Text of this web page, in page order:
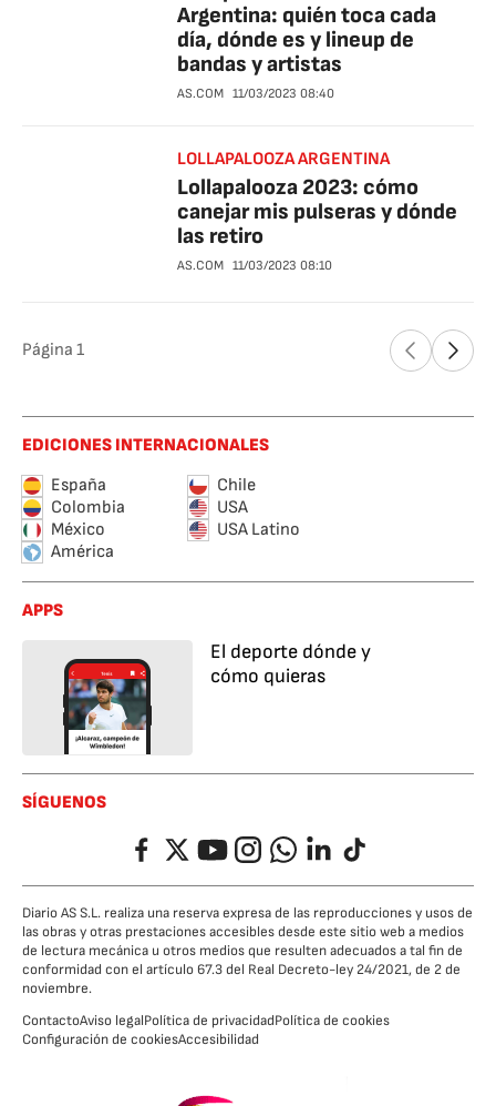
Argentina: quién toca cada
día, dónde es y lineup de
bandas y artistas
AS.COM 11/03/2023 08:40
LOLLAPALOOZA ARGENTINA
Lollapalooza 2023: cómo
canejar mis pulseras y dónde
las retiro
AS.COM 11/03/2023 08:10
Página 1
EDICIONES INTERNACIONALES
España
Chile
Colombia
USA
México
USA Latino
América
APPS
El deporte dónde y
cómo quieras
SÍGUENOS
FacebookTwitterYouTubeInstagramWhatsappLinkedIn
TikTok
Diario AS S.L. realiza una reserva expresa de las reproducciones y usos de
las obras y otras prestaciones accesibles desde este sitio web a medios
de lectura mecánica u otros medios que resulten adecuados a tal fin de
conformidad con el artículo 67.3 del Real Decreto-ley 24/2021, de 2 de
noviembre.
ContactoAviso legalPolítica de privacidadPolítica de cookies
Configuración de cookiesAccesibilidad